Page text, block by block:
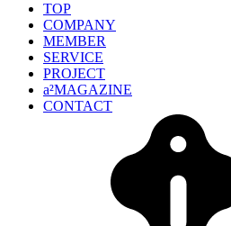
TOP
COMPANY
MEMBER
SERVICE
PROJECT
a²MAGAZINE
CONTACT